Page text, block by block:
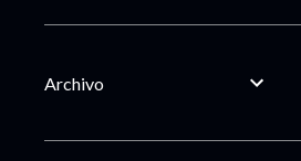
Archivo